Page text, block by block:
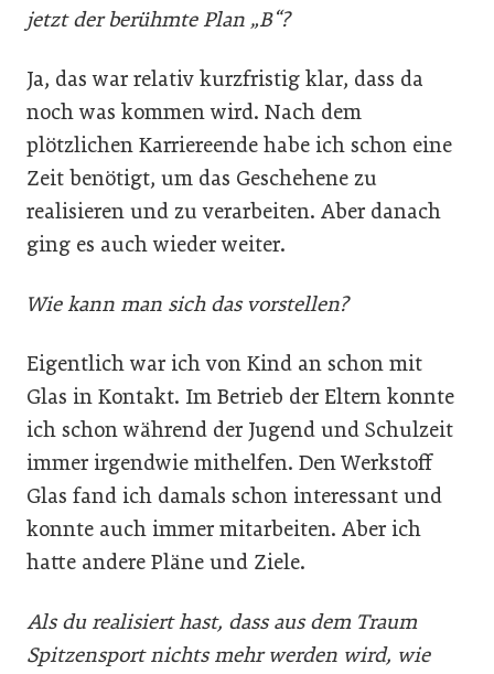
jetzt der berühmte Plan „B“?
Ja, das war relativ kurzfristig klar, dass da
noch was kommen wird. Nach dem
plötzlichen Karriereende habe ich schon eine
Zeit benötigt, um das Geschehene zu
realisieren und zu verarbeiten. Aber danach
ging es auch wieder weiter.
Wie kann man sich das vorstellen?
Eigentlich war ich von Kind an schon mit
Glas in Kontakt. Im Betrieb der Eltern konnte
ich schon während der Jugend und Schulzeit
immer irgendwie mithelfen. Den Werkstoff
Glas fand ich damals schon interessant und
konnte auch immer mitarbeiten. Aber ich
hatte andere Pläne und Ziele.
Als du realisiert hast, dass aus dem Traum
Spitzensport nichts mehr werden wird, wie